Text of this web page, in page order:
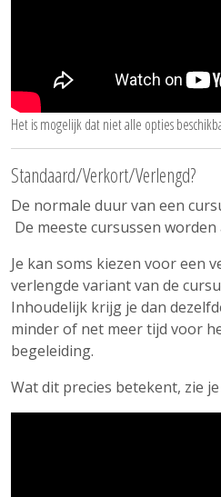
Het is mogelijk dat niet alle opties
Standaard/Verkort/Verlengd?
De normale duur van een
De meeste cursussen
Je kan soms kiezen voor een
verlengde variant van de
Inhoudelijk krijg je dan
minder of net meer tijd voor
begeleiding.
Wat dit precies betekent, zie